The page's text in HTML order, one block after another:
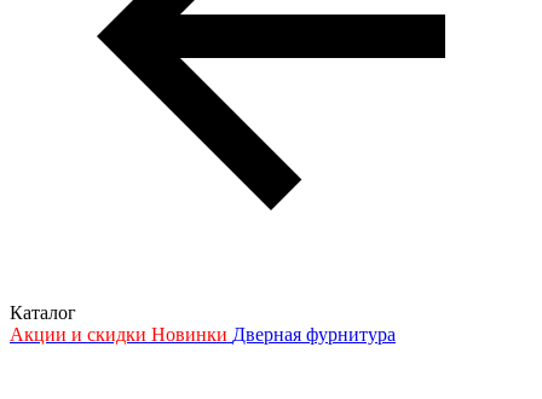
Каталог
Акции и скидки Новинки Дверная фурнитура